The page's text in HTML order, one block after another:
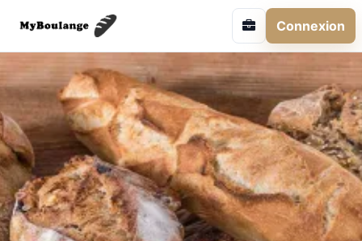
Connexion